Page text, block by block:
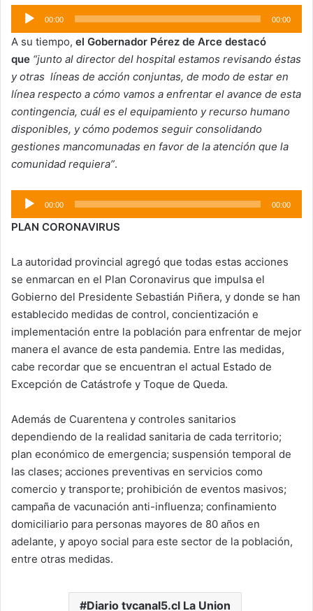
Reproductor
de
audio
00:00 00:00
A su tiempo, el Gobernador Pérez de Arce destacó
que “junto al director del hospital estamos revisando éstas
y otras líneas de acción conjuntas, de modo de estar en
línea respecto a cómo vamos a enfrentar el avance de esta
contingencia, cuál es el equipamiento y recurso humano
disponibles, y cómo podemos seguir consolidando
gestiones mancomunadas en favor de la atención que la
comunidad requiera”.
Reproductor
de
audio
00:00 00:00
PLAN CORONAVIRUS
La autoridad provincial agregó que todas estas acciones
se enmarcan en el Plan Coronavirus que impulsa el
Gobierno del Presidente Sebastián Piñera, y donde se han
establecido medidas de control, concientización e
implementación entre la población para enfrentar de mejor
manera el avance de esta pandemia. Entre las medidas,
cabe recordar que se encuentran el actual Estado de
Excepción de Catástrofe y Toque de Queda.
Además de Cuarentena y controles sanitarios
dependiendo de la realidad sanitaria de cada territorio;
plan económico de emergencia; suspensión temporal de
las clases; acciones preventivas en servicios como
comercio y transporte; prohibición de eventos masivos;
campaña de vacunación anti-influenza; confinamiento
domiciliario para personas mayores de 80 años en
adelante, y apoyo social para este sector de la población,
entre otras medidas.
Diario tvcanal5.cl La Union